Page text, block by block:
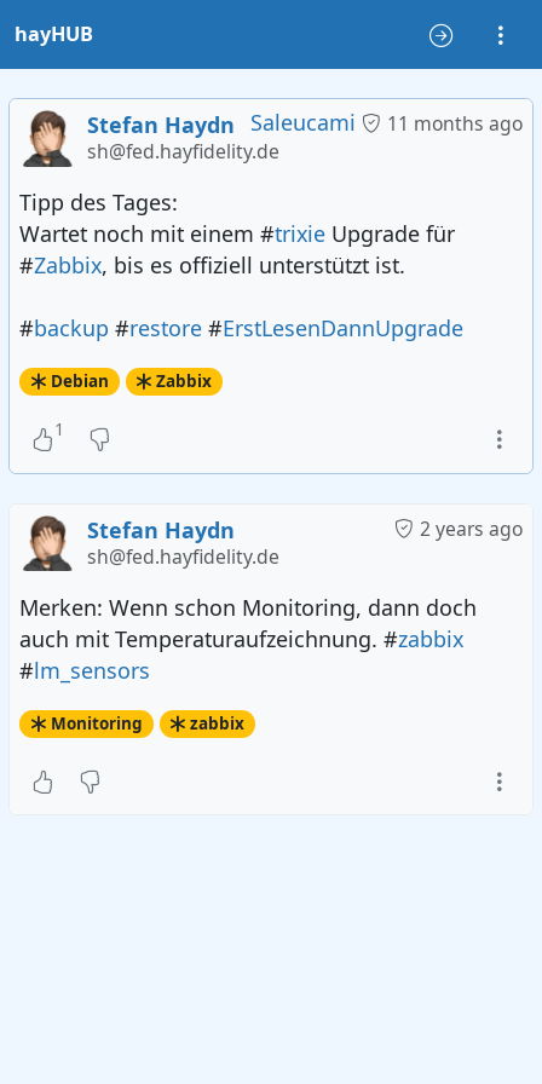
hayHUB
Saleucami 11 months ago
Stefan Haydn
sh@fed.hayfidelity.de
Tipp des Tages:
Wartet noch mit einem #trixie Upgrade für
#Zabbix, bis es offiziell unterstützt ist.
#backup #restore #ErstLesenDannUpgrade
Debian Zabbix
1
2 years ago
Stefan Haydn
sh@fed.hayfidelity.de
Merken: Wenn schon Monitoring, dann doch
auch mit Temperaturaufzeichnung. #zabbix
#lm_sensors
Monitoring zabbix